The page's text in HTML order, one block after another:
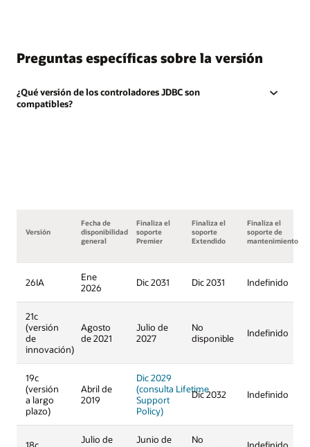
Preguntas específicas sobre la versión
¿Qué versión de los controladores JDBC son
compatibles?
Versión
Fecha de
disponibilidad
general
Finaliza el
soporte
Premier
Finaliza el
soporte
Extendido
Finaliza el
soporte de
mantenimiento
26IA
Ene
2026
Dic 2031 Dic 2031 Indefinido
21c
(versión
de
innovación)
Agosto
de 2021
Julio de
2027
No
disponible
Indefinido
19c
(versión
a largo
plazo)
Abril de
2019
Dic 2029
(consulta Lifetime
Support
Policy)
Dic 2032 Indefinido
18c
Julio de
Junio de
No
Indefinido